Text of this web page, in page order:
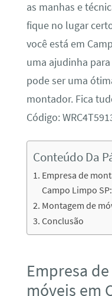
as manhas e
fique no lugar
você está em
uma ajudinha
pode ser uma
montador. Fica
Código:
Conteúdo Da
Empresa de
Campo Limpo SP:
Montagem de
Conclusão
Empresa
móveis em